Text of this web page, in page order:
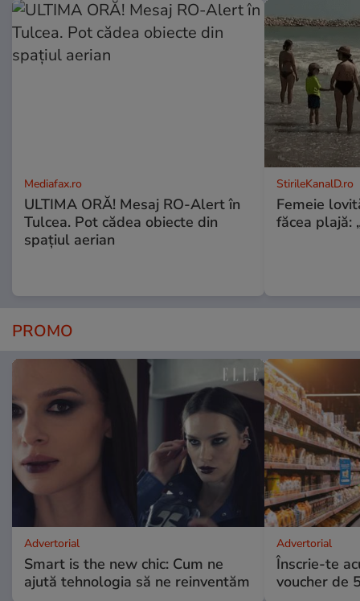
Mediafax.ro
ULTIMA ORĂ! Mesaj RO-Alert în
Tulcea. Pot cădea obiecte din
spațiul aerian
StirileKanalD.ro
Femeie
făcea plajă:
PROMO
Advertorial
Smart is the new chic: Cum ne
ajută tehnologia să ne reinventăm
Advertorial
Înscrie-te
voucher de